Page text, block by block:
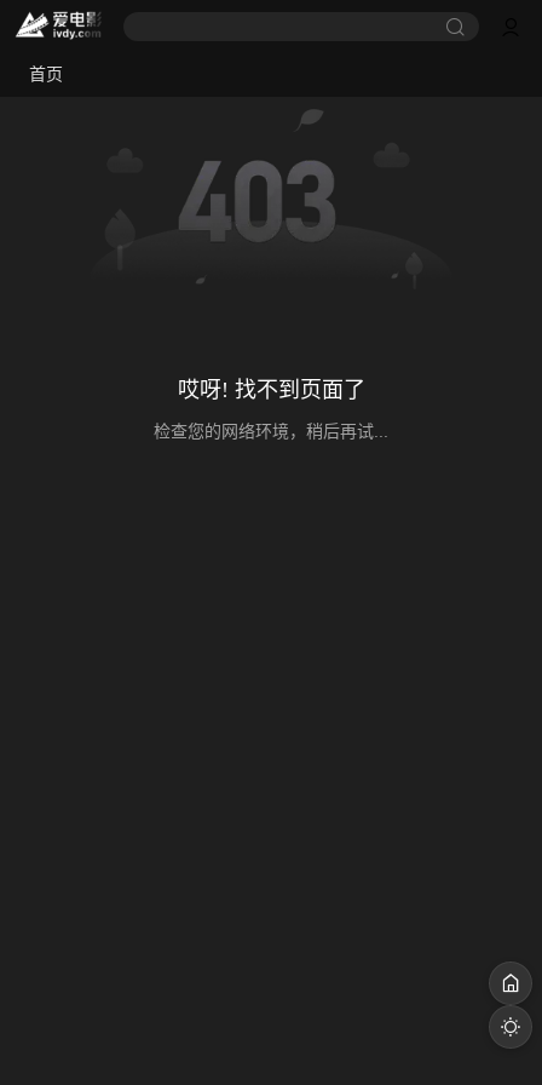
首页
哎呀! 找不到页面了
检查您的网络环境，稍后再试...